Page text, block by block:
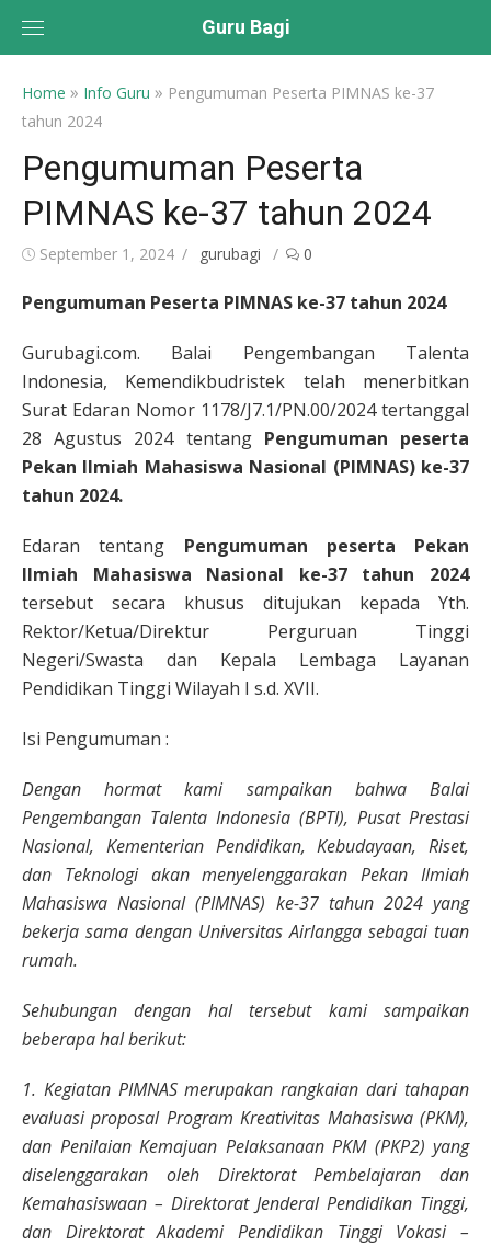
Guru Bagi
Home » Info Guru » Pengumuman Peserta PIMNAS ke-37
tahun 2024
Pengumuman Peserta
PIMNAS ke-37 tahun 2024
Posted
September 1, 2024 Author
gurubagi 0
Pengumuman Peserta PIMNAS ke-37 tahun 2024
Gurubagi.com. Balai Pengembangan Talenta
Indonesia, Kemendikbudristek telah menerbitkan
Surat Edaran Nomor 1178/J7.1/PN.00/2024 tertanggal
28 Agustus 2024 tentang Pengumuman peserta
Pekan Ilmiah Mahasiswa Nasional (PIMNAS) ke-37
tahun 2024.
Edaran tentang Pengumuman peserta Pekan
Ilmiah Mahasiswa Nasional ke-37 tahun 2024
tersebut secara khusus ditujukan kepada Yth.
Rektor/Ketua/Direktur Perguruan Tinggi
Negeri/Swasta dan Kepala Lembaga Layanan
Pendidikan Tinggi Wilayah I s.d. XVII.
Isi Pengumuman :
Dengan hormat kami sampaikan bahwa Balai
Pengembangan Talenta Indonesia (BPTI), Pusat Prestasi
Nasional, Kementerian Pendidikan, Kebudayaan, Riset,
dan Teknologi akan menyelenggarakan Pekan Ilmiah
Mahasiswa Nasional (PIMNAS) ke-37 tahun 2024 yang
bekerja sama dengan Universitas Airlangga sebagai tuan
rumah.
Sehubungan dengan hal tersebut kami sampaikan
beberapa hal berikut:
1. Kegiatan PIMNAS merupakan rangkaian dari tahapan
evaluasi proposal Program Kreativitas Mahasiswa (PKM),
dan Penilaian Kemajuan Pelaksanaan PKM (PKP2) yang
diselenggarakan oleh Direktorat Pembelajaran dan
Kemahasiswaan – Direktorat Jenderal Pendidikan Tinggi,
dan Direktorat Akademi Pendidikan Tinggi Vokasi –